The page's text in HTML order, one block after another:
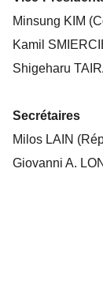
Minsung KIM
Kamil
Shigeharu
Secrétaires
Milos LAIN
Giovanni A.